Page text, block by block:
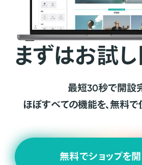
まずはお試
最短30秒で開設
ほぼすべての機能を、無料で
無料でショップを